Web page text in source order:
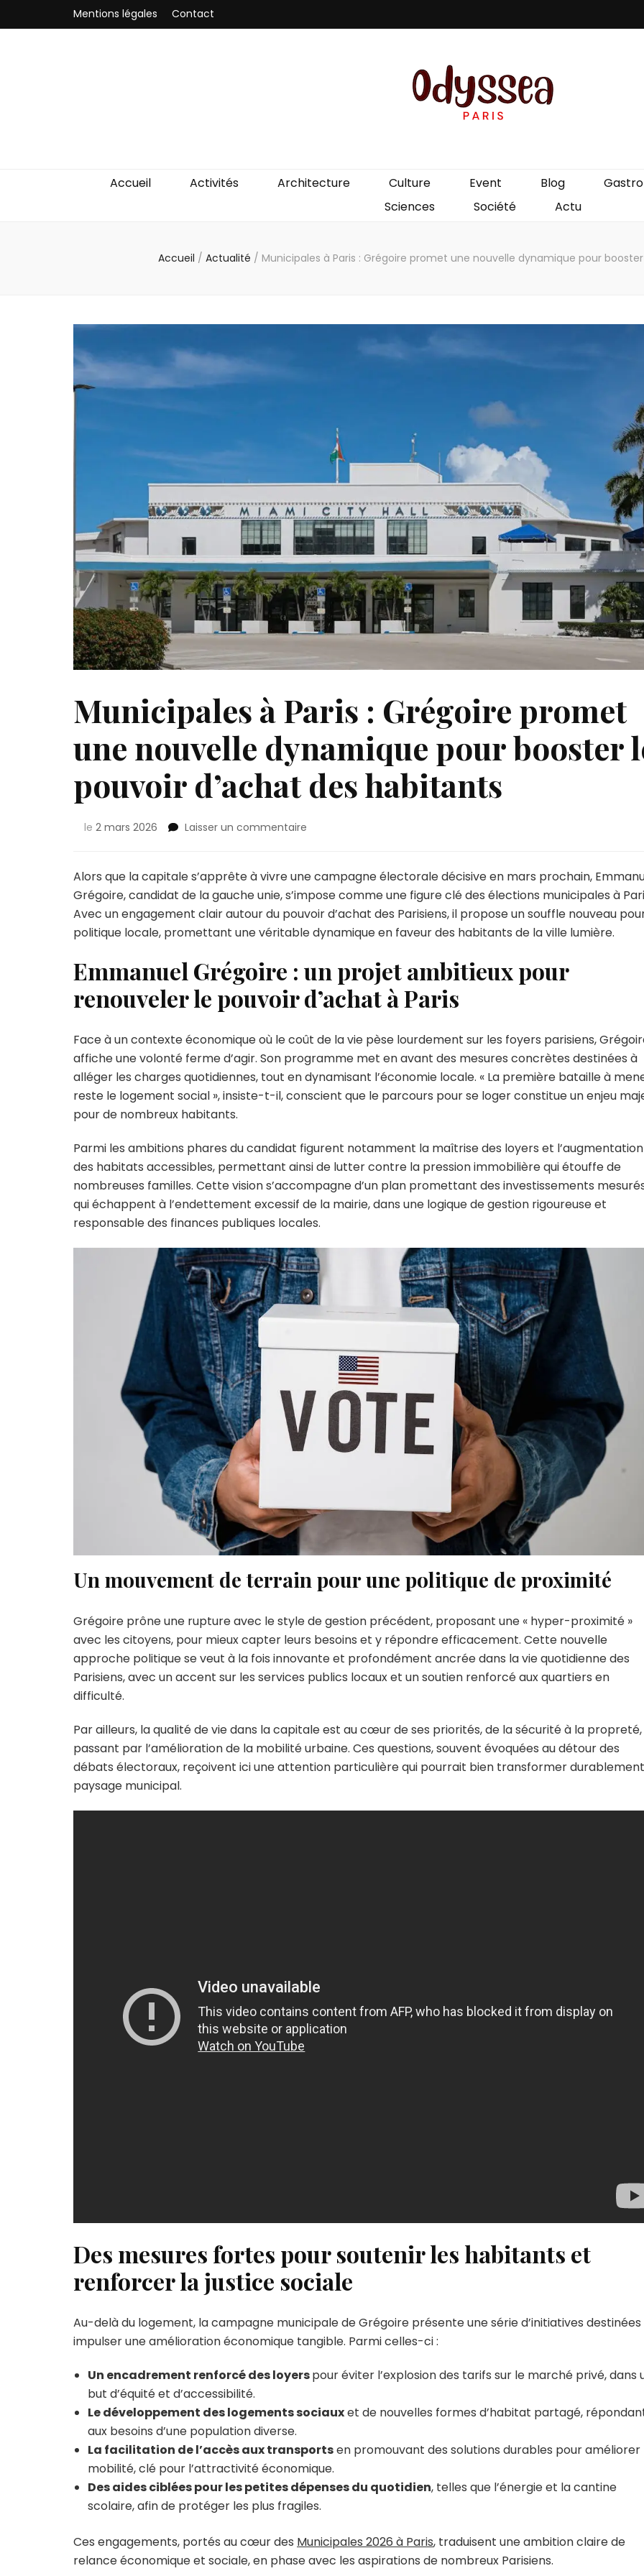
Mentions légales Contact
Accueil Activités Architecture Culture Event Blog
Sciences
Société Actu
Accueil / Actualité / Municipales à Paris : Grégoire promet une nouvelle dynamique pour
Municipales à Paris : Grégoire promet
une nouvelle dynamique pour booster
pouvoir d’achat des habitants
le 2 mars 2026 Laisser un commentaire
Paris
Grégoire
promet
une
pour
booster
le
d’achat
des
habitants
Alors que la capitale s’apprête à vivre une campagne électorale décisive en mars prochain,
Grégoire, candidat de la gauche unie, s’impose comme une figure clé des élections municipales à
Avec un engagement clair autour du pouvoir d’achat des Parisiens, il propose un souffle nouveau
politique locale, promettant une véritable dynamique en faveur des habitants de la ville lumière.
Emmanuel Grégoire : un projet ambitieux pour
renouveler le pouvoir d’achat à Paris
Face à un contexte économique où le coût de la vie pèse lourdement sur les foyers parisiens,
affiche une volonté ferme d’agir. Son programme met en avant des mesures concrètes destinées à
alléger les charges quotidiennes, tout en dynamisant l’économie locale. « La première bataille à
reste le logement social », insiste-t-il, conscient que le parcours pour se loger constitue un enjeu
pour de nombreux habitants.
Parmi les ambitions phares du candidat figurent notamment la maîtrise des loyers et l’augmentation
des habitats accessibles, permettant ainsi de lutter contre la pression immobilière qui étouffe de
nombreuses familles. Cette vision s’accompagne d’un plan promettant des investissements
qui échappent à l’endettement excessif de la mairie, dans une logique de gestion rigoureuse et
responsable des finances publiques locales.
Un mouvement de terrain pour une politique de proximité
Grégoire prône une rupture avec le style de gestion précédent, proposant une « hyper-proximité »
avec les citoyens, pour mieux capter leurs besoins et y répondre efficacement. Cette nouvelle
approche politique se veut à la fois innovante et profondément ancrée dans la vie quotidienne des
Parisiens, avec un accent sur les services publics locaux et un soutien renforcé aux quartiers en
difficulté.
Par ailleurs, la qualité de vie dans la capitale est au cœur de ses priorités, de la sécurité à la
passant par l’amélioration de la mobilité urbaine. Ces questions, souvent évoquées au détour des
débats électoraux, reçoivent ici une attention particulière qui pourrait bien transformer
paysage municipal.
Des mesures fortes pour soutenir les habitants et
renforcer la justice sociale
Au-delà du logement, la campagne municipale de Grégoire présente une série d’initiatives destinées
impulser une amélioration économique tangible. Parmi celles-ci :
Un encadrement renforcé des loyerspour éviter l’explosion des tarifs sur le marché privé, dans
but d’équité et d’accessibilité.
Le développement des logements sociauxet de nouvelles formes d’habitat partagé,
aux besoins d’une population diverse.
La facilitation de l’accès aux transportsen promouvant des solutions durables pour améliorer
mobilité, clé pour l’attractivité économique.
Des aides ciblées pour les petites dépenses du quotidien, telles que l’énergie et la cantine
scolaire, afin de protéger les plus fragiles.
Ces engagements, portés au cœur des Municipales 2026 à Paris, traduisent une ambition claire de
relance économique et sociale, en phase avec les aspirations de nombreux Parisiens.